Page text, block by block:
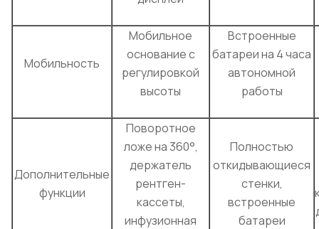
Мобильность
Мобильное
основание с
регулировкой
высоты
Встроенные
батареи на 4 часа
автономной
работы
Дополнительные
функции
Поворотное
ложе на 360°,
держатель
рентген-
кассеты,
инфузионная
Полностью
откидывающиеся
стенки,
встроенные
батареи